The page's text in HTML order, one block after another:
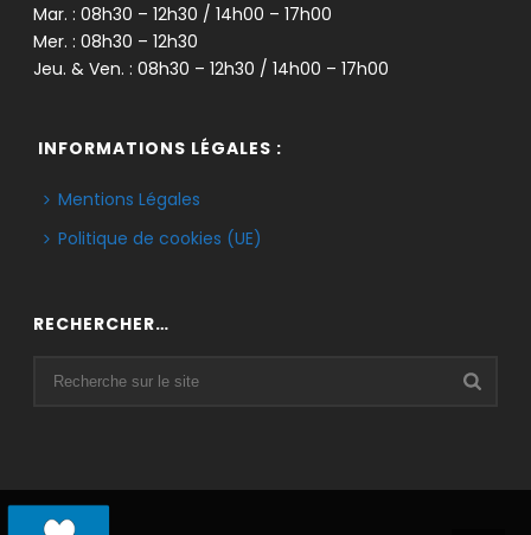
Mar. : 08h30 – 12h30 / 14h00 – 17h00
Mer. : 08h30 – 12h30
Jeu. & Ven. : 08h30 – 12h30 / 14h00 – 17h00
INFORMATIONS LÉGALES :
Mentions Légales
Politique de cookies (UE)
RECHERCHER…